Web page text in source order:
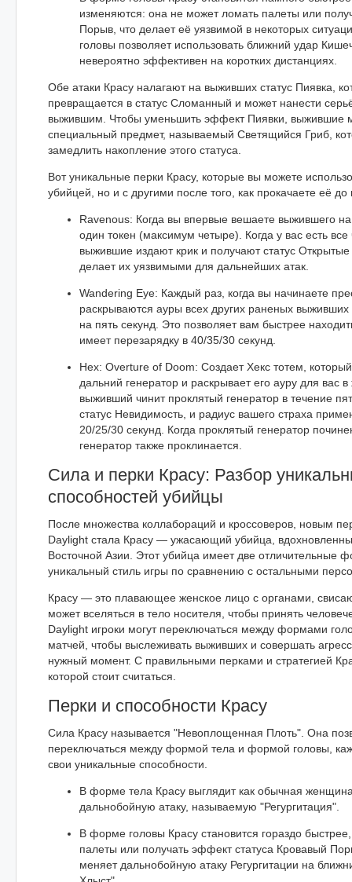
изменяются: она не может ломать палеты или
Порыв, что делает её уязвимой в некоторых
головы позволяет использовать ближний удар
невероятно эффективен на коротких дистанциях.
Обе атаки Красу налагают на выживших статус Пиявка,
превращается в статус Сломанный и может нанести
выжившим. Чтобы уменьшить эффект Пиявки, выжившие
специальный предмет, называемый Светящийся Гриб,
замедлить накопление этого статуса.
Вот уникальные перки Красу, которые вы можете
убийцей, но и с другими после того, как прокачаете её до
Ravenous: Когда вы впервые вешаете выжившего
один токен (максимум четыре). Когда у вас есть все
выжившие издают крик и получают статус
делает их уязвимыми для дальнейших атак.
Wandering Eye: Каждый раз, когда вы начинаете
раскрываются ауры всех других раненых
на пять секунд. Это позволяет вам быстрее
имеет перезарядку в 40/35/30 секунд.
Hex: Overture of Doom: Создает Хекс тотем,
дальний генератор и раскрывает его ауру для вас
выживший чинит проклятый генератор в течение
статус Невидимость, и радиус вашего страха
20/25/30 секунд. Когда проклятый генератор
генератор также проклинается.
Сила и перки Красу: Разбор
способностей убийцы
После множества коллабораций и кроссоверов, новым
Daylight стала Красу — ужасающий убийца,
Восточной Азии. Этот убийца имеет две отличительные
уникальный стиль игры по сравнению с остальными
Красу — это плавающее женское лицо с органами,
может вселяться в тело носителя, чтобы принять
Daylight игроки могут переключаться между формами
матчей, чтобы выслеживать выживших и совершать
нужный момент. С правильными перками и стратегией
которой стоит считаться.
Перки и способности Красу
Сила Красу называется "Невоплощенная Плоть". Она
переключаться между формой тела и формой головы,
свои уникальные способности.
В форме тела Красу выглядит как обычная
дальнобойную атаку, называемую "Регургитация".
В форме головы Красу становится гораздо
палеты или получать эффект статуса Кровавый
меняет дальнобойную атаку Регургитации на